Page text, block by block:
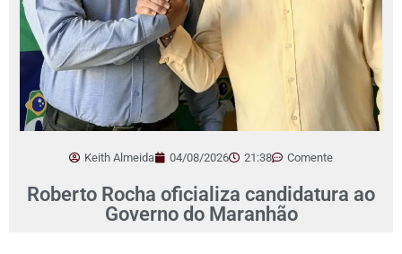
Keith Almeida 04/08/2026 21:38 Comente
Roberto Rocha oficializa candidatura ao
Governo do Maranhão